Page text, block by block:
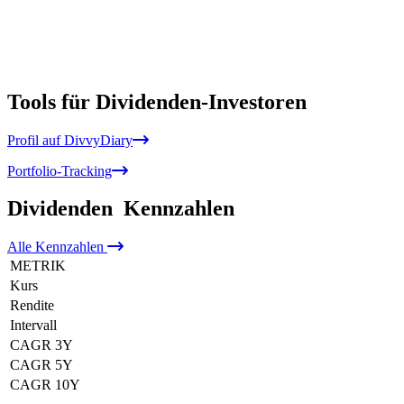
Tools für Dividenden-Investoren
Profil auf DivvyDiary
Portfolio-Tracking
Dividenden Kennzahlen
Alle Kennzahlen
METRIK
Kurs
Rendite
Intervall
CAGR 3Y
CAGR 5Y
CAGR 10Y